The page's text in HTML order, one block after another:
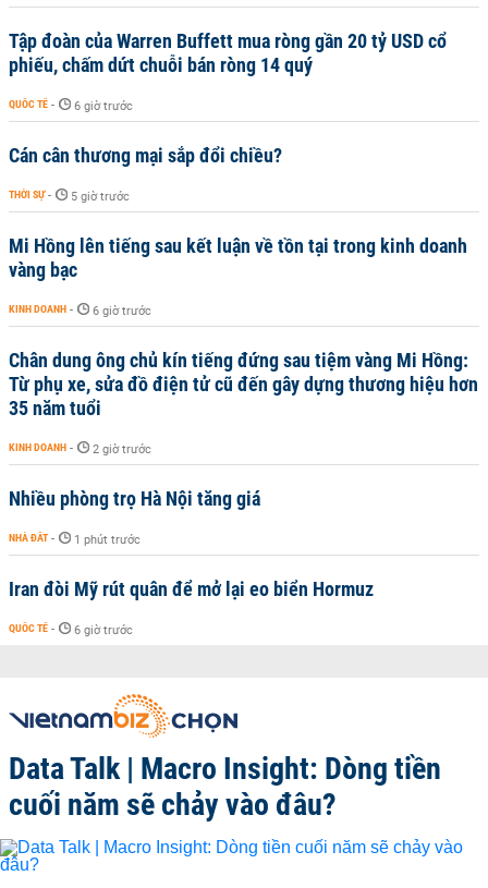
Tập đoàn của Warren Buffett mua ròng gần 20 tỷ USD cổ
phiếu, chấm dứt chuỗi bán ròng 14 quý
QUỐC TẾ - 6 giờ trước
Cán cân thương mại sắp đổi chiều?
THỜI SỰ - 5 giờ trước
Mi Hồng lên tiếng sau kết luận về tồn tại trong kinh doanh
vàng bạc
KINH DOANH - 6 giờ trước
Chân dung ông chủ kín tiếng đứng sau tiệm vàng Mi Hồng:
Từ phụ xe, sửa đồ điện tử cũ đến gây dựng thương hiệu hơn
35 năm tuổi
KINH DOANH - 2 giờ trước
Nhiều phòng trọ Hà Nội tăng giá
NHÀ ĐẤT - 1 phút trước
Iran đòi Mỹ rút quân để mở lại eo biển Hormuz
QUỐC TẾ - 6 giờ trước
Data Talk | Macro Insight: Dòng tiền
cuối năm sẽ chảy vào đâu?